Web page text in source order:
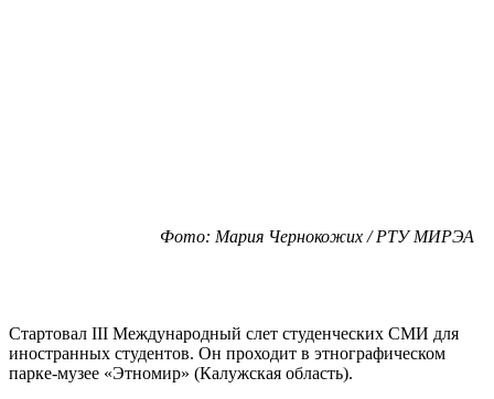
Фото: Мария Чернокожих / РТУ МИРЭА
Стартовал III Международный слет студенческих СМИ для
иностранных студентов. Он проходит в этнографическом
парке-музее «Этномир» (Калужская область).